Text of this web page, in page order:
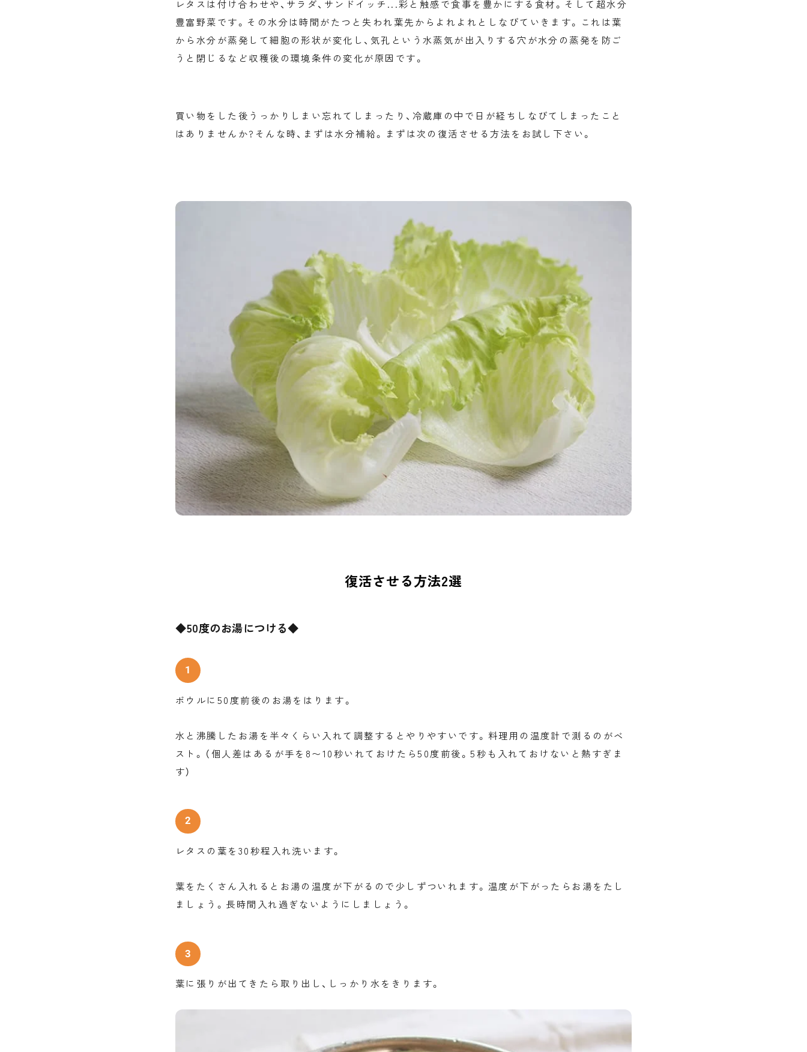
レタスは付け合わせや、サラダ、サンドイッチ...彩と触感で食事を豊かにする食材。そして超水分
豊富野菜です。その水分は時間がたつと失われ葉先からよれよれとしなびていきます。これは葉
から水分が蒸発して細胞の形状が変化し、気孔という水蒸気が出入りする穴が水分の蒸発を防ご
うと閉じるなど収穫後の環境条件の変化が原因です。
買い物をした後うっかりしまい忘れてしまったり、冷蔵庫の中で日が経ちしなびてしまったこと
はありませんか?そんな時、まずは水分補給。まずは次の復活させる方法をお試し下さい。
復活させる方法2選
◆50度のお湯につける◆
ボウルに50度前後のお湯をはります。
水と沸騰したお湯を半々くらい入れて調整するとやりやすいです。料理用の温度計で測るのがベ
スト。（個人差はあるが手を8〜10秒いれておけたら50度前後。5秒も入れておけないと熱すぎま
す）
レタスの葉を30秒程入れ洗います。
葉をたくさん入れるとお湯の温度が下がるので少しずついれます。温度が下がったらお湯をたし
ましょう。長時間入れ過ぎないようにしましょう。
葉に張りが出てきたら取り出し、しっかり水をきります。